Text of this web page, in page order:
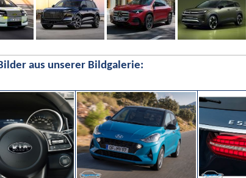
aus unserer Bildgalerie: